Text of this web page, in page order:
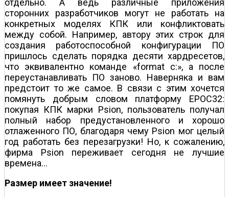
отдельно. А ведь различные приложения
сторонних разработчиков могут не работать на
конкретных моделях КПК или конфликтовать
между собой. Например, автору этих строк для
создания работоспособной конфигурации ПО
пришлось сделать порядка десяти хардресетов,
что эквивалентно команде «format c:», а после
переустанавливать ПО заново. Наверняка и вам
предстоит то же самое. В связи с этим хочется
помянуть добрым словом платформу EPOC32:
покупая КПК марки Psion, пользователь получал
полный набор предустановленного и хорошо
отлаженного ПО, благодаря чему Psion мог целый
год работать без перезагрузки! Но, к сожалению,
фирма Psion переживает сегодня не лучшие
времена...
Размер имеет значение!